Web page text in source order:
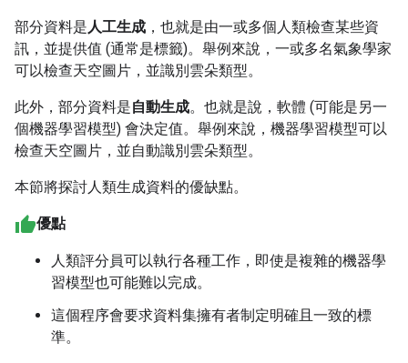
部分資料是人工生成 ，也就是由一或多個人類檢查某些資
訊，並提供值 (通常是標籤)。舉例來說，一或多名氣象學家
可以檢查天空圖片，並識別雲朵類型。
此外，部分資料是自動生成。也就是說，軟體 (可能是另一
個機器學習模型) 會決定值。舉例來說，機器學習模型可以
檢查天空圖片，並自動識別雲朵類型。
本節將探討人類生成資料的優缺點。
優點
人類評分員可以執行各種工作，即使是複雜的機器學
習模型也可能難以完成。
這個程序會要求資料集擁有者制定明確且一致的標
準。